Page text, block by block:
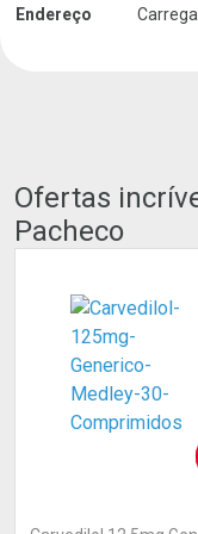
Endereço
Ofertas
Pacheco